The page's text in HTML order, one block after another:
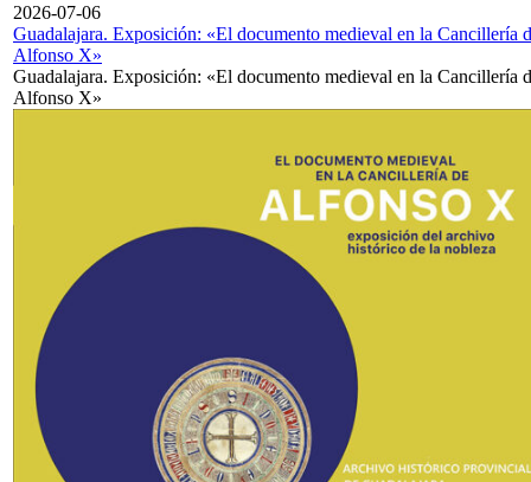
2026-07-06
Guadalajara. Exposición: «El documento medieval en la Cancillería
Alfonso X»
Guadalajara. Exposición: «El documento medieval en la Cancillería
Alfonso X»